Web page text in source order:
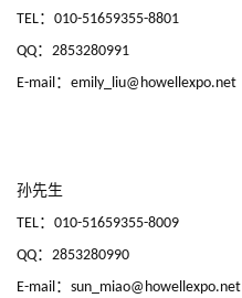
日
接
会
上
TEL： 010-51659355-8801
QQ： 2853280991
E-mail： emily_liu@howellexpo.net
孙先生
TEL： 010-51659355-8009
QQ： 2853280990
E-mail： sun_miao@howellexpo.net